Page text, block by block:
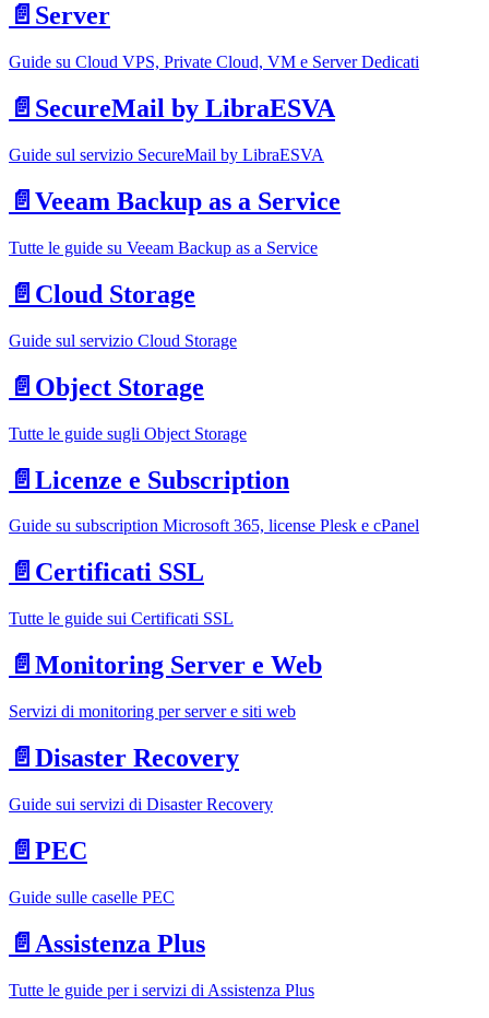
📄️ Server
Guide su Cloud VPS, Private Cloud, VM e Server Dedicati
📄️ SecureMail by LibraESVA
Guide sul servizio SecureMail by LibraESVA
📄️ Veeam Backup as a Service
Tutte le guide su Veeam Backup as a Service
📄️ Cloud Storage
Guide sul servizio Cloud Storage
📄️ Object Storage
Tutte le guide sugli Object Storage
📄️ Licenze e Subscription
Guide su subscription Microsoft 365, license Plesk e cPanel
📄️ Certificati SSL
Tutte le guide sui Certificati SSL
📄️ Monitoring Server e Web
Servizi di monitoring per server e siti web
📄️ Disaster Recovery
Guide sui servizi di Disaster Recovery
📄️ PEC
Guide sulle caselle PEC
📄️ Assistenza Plus
Tutte le guide per i servizi di Assistenza Plus